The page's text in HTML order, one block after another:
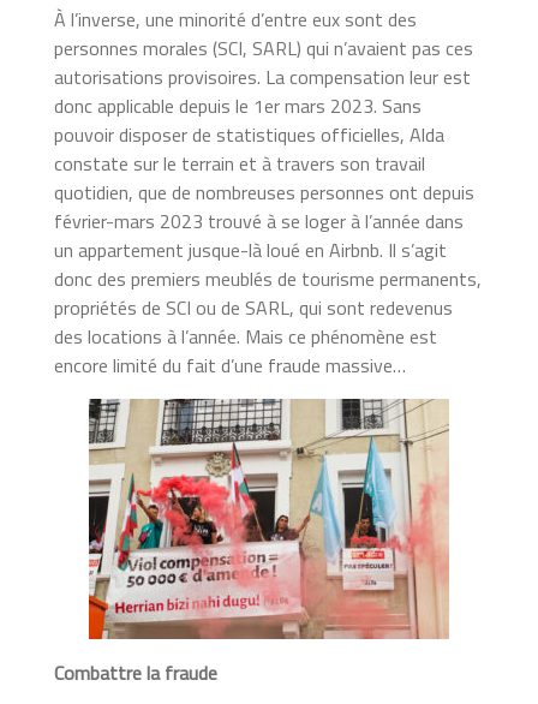
À l’inverse, une minorité d’entre eux sont des
personnes morales (SCI, SARL) qui n’avaient pas ces
autorisations provisoires. La compensation leur est
donc applicable depuis le 1ermars 2023. Sans
pouvoir disposer de statistiques officielles, Alda
constate sur le terrain et à travers son travail
quotidien, que de nombreuses personnes ont depuis
février-mars 2023 trouvé à se loger à l’année dans
un appartement jusque-là loué en Airbnb. Il s’agit
donc des premiers meublés de tourisme permanents,
propriétés de SCI ou de SARL, qui sont redevenus
des locations à l’année. Mais ce phénomène est
encore limité du fait d’une fraude massive…
Combattre la fraude